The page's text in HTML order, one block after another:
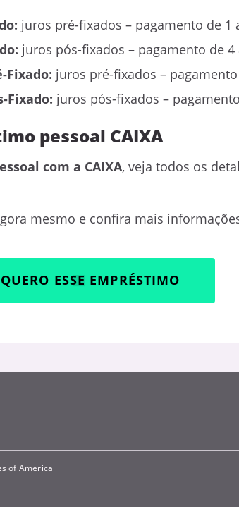
juros pré-fixados – pagamento de 1
juros pós-fixados – pagamento de 4
Fixado: juros pré-fixados –
Fixado: juros pós-fixados –
pessoal CAIXA
com a CAIXA, veja todos os
mesmo e confira mais
ESSE EMPRÉSTIMO
of America